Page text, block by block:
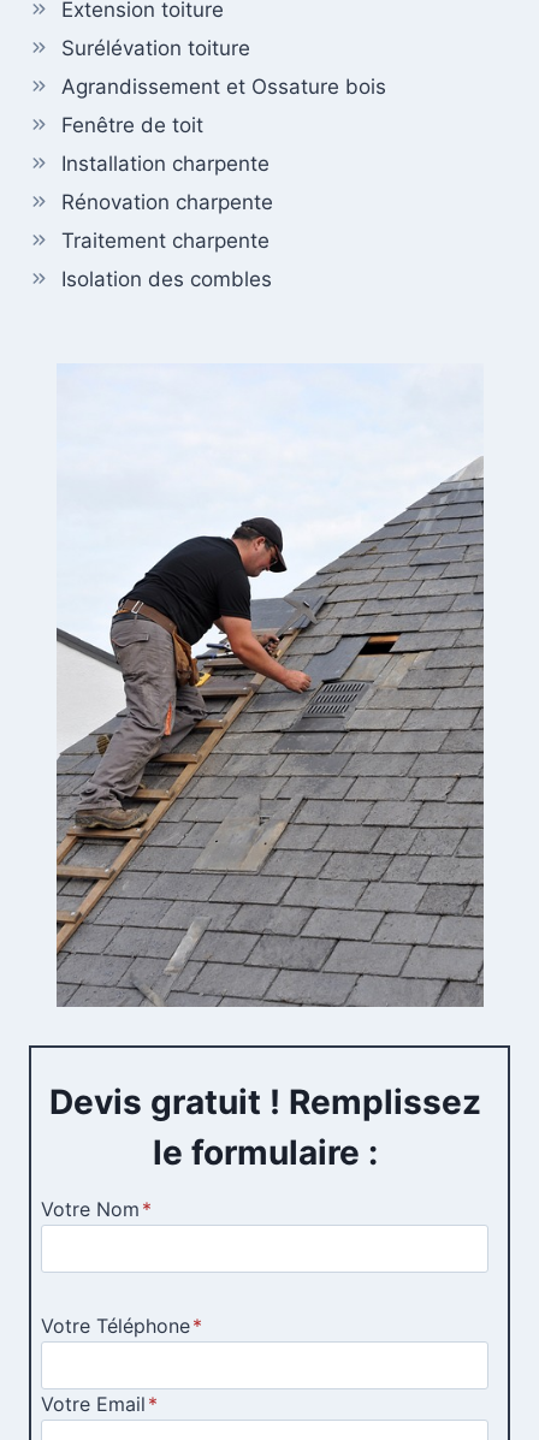
Extension toiture
Surélévation toiture
Agrandissement et Ossature bois
Fenêtre de toit
Installation charpente
Rénovation charpente
Traitement charpente
Isolation des combles
Devis gratuit ! Remplissez
le formulaire :
Votre Nom *
Votre Téléphone*
Votre Email *